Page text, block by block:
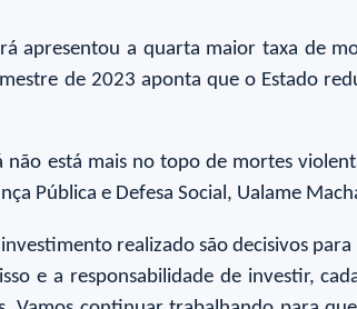
apresentou a quarta maior taxa de
de 2023 aponta que o Estado
está mais no topo de mortes
Pública e Defesa Social, Ualame
realizado são decisivos para
e a responsabilidade de investir,